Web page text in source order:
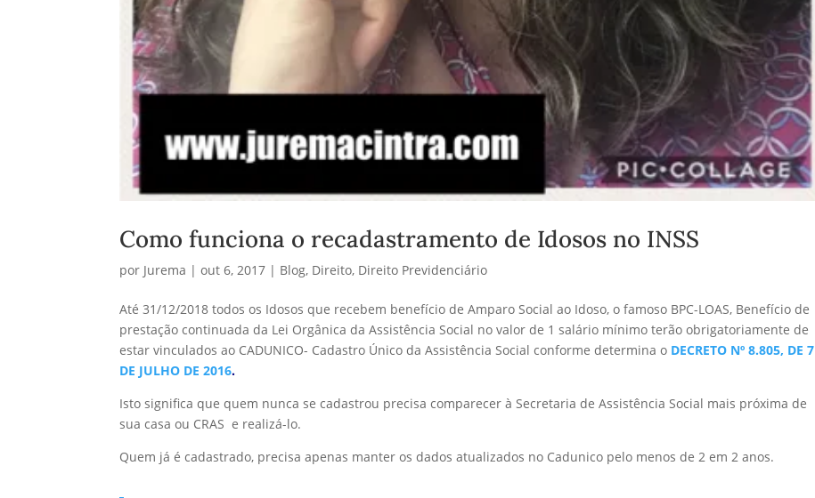
Como funciona o recadastramento de Idosos no INSS
por Jurema |out 6, 2017 | Blog, Direito, Direito Previdenciário
Até 31/12/2018 todos os Idosos que recebem benefício de Amparo Social ao Idoso, o famoso BPC-LOAS, Benefício de
prestação continuada da Lei Orgânica da Assistência Social no valor de 1 salário mínimo terão obrigatoriamente de
estar vinculados ao CADUNICO- Cadastro Único da Assistência Social conforme determina o DECRETO Nº 8.805, DE 7
DE JULHO DE 2016.
Isto significa que quem nunca se cadastrou precisa comparecer à Secretaria de Assistência Social mais próxima de
sua casa ou CRAS e realizá-lo.
Quem já é cadastrado, precisa apenas manter os dados atualizados no Cadunico pelo menos de 2 em 2 anos.